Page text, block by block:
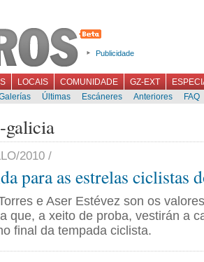
Publicidade
LOCAIS COMUNIDADE GZ-EXT
Últimas Escáneres Anteriores FAQ
galicia
2010 /
para as estrelas ciclistas
e Aser Estévez son os
que, a xeito de proba, vestirán a
final da tempada ciclista.